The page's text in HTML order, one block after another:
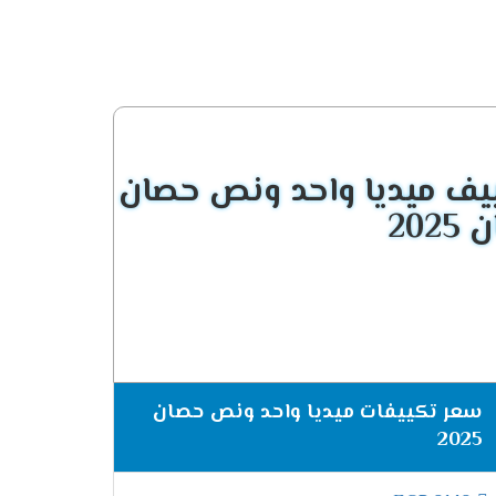
الغرفه حتى يكون المكان ممتع .
للعملاء لان الجهاز يتوافر اعلى الغرفه معنا
كنترول يستخدم للتحكم فى جميع إمكانيات
ميديا واحد ونص حصان
سعر تكييفات ميديا واحد ونص حصان
2025